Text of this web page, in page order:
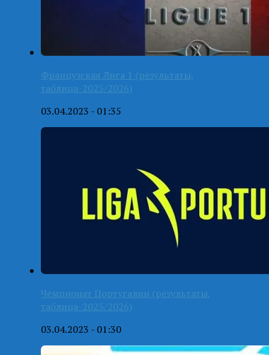
Французская Лига 1 (результаты,
таблица-2025/2026)
03.04.2023 - 01:35
Чемпионат Португалии (результаты,
таблица-2025/2026)
03.04.2023 - 01:30